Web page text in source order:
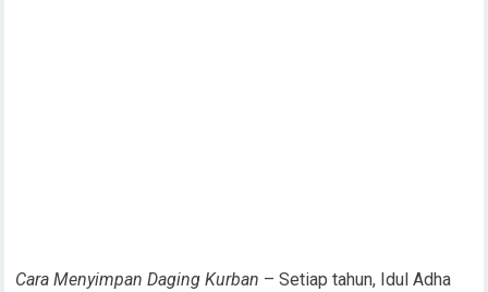
Cara Menyimpan Daging Kurban – Setiap tahun, Idul Adha